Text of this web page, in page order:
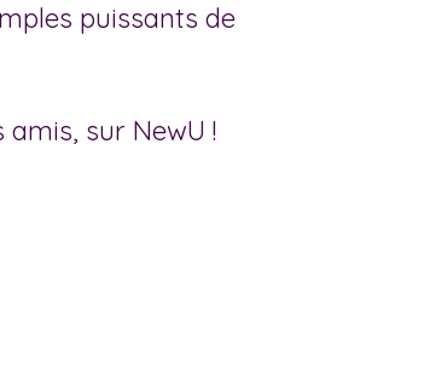
puissants de
sur NewU !